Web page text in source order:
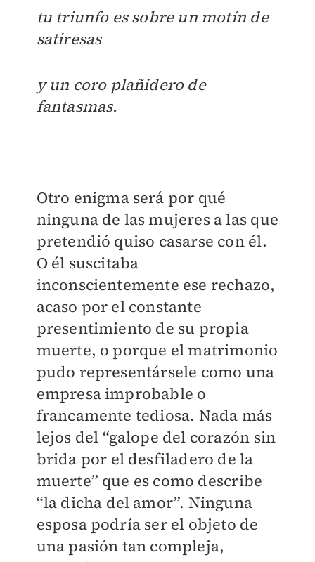
tu triunfo es sobre un motín de
satiresas
y un coro plañidero de
fantasmas.
Otro enigma será por qué
ninguna de las mujeres a las que
pretendió quiso casarse con él.
O él suscitaba
inconscientemente ese rechazo,
acaso por el constante
presentimiento de su propia
muerte, o porque el matrimonio
pudo representársele como una
empresa improbable o
francamente tediosa. Nada más
lejos del “galope del corazón sin
brida por el desfiladero de la
muerte” que es como describe
“la dicha del amor”. Ninguna
esposa podría ser el objeto de
una pasión tan compleja,